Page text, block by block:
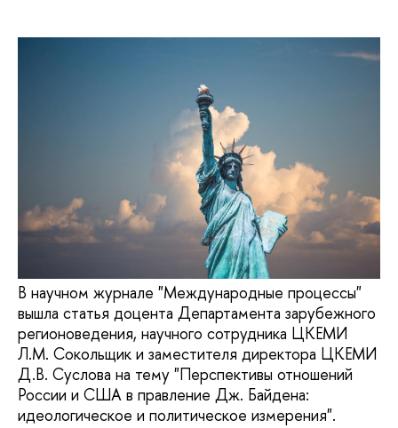
В научном журнале "Международные процессы"
вышла статья доцента Департамента зарубежного
регионоведения, научного сотрудника ЦКЕМИ
Л.М. Сокольщик и заместителя директора ЦКЕМИ
Д.В. Суслова на тему "Перспективы отношений
России и США в правление Дж. Байдена:
идеологическое и политическое измерения".